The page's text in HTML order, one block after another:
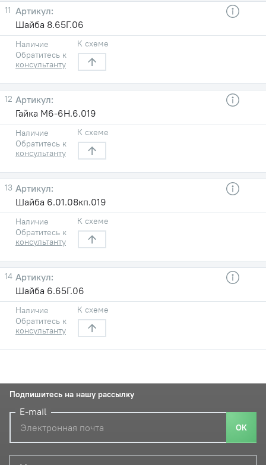
11
Шайба 8.65Г.06
Наличие
Обратитесь к
консультанту
К схеме
12
Гайка М6-6Н.6.019
Наличие
Обратитесь к
консультанту
К схеме
13
Шайба 6.01.08кп.019
Наличие
Обратитесь к
консультанту
К схеме
14
Шайба 6.65Г.06
Наличие
Обратитесь к
консультанту
К схеме
Подпишитесь на нашу рассылку
E-mail
ОК